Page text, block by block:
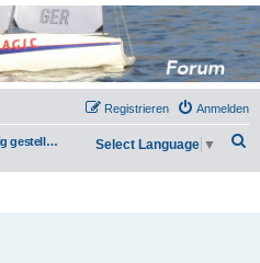
Anmelden
Registrieren
Häufig gestellte Fragen Select Language ▼